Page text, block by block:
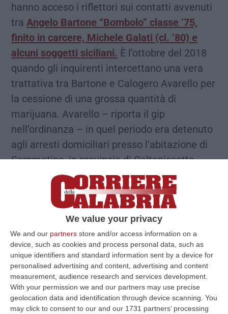
We value your privacy
We and our partners store and/or access information on a
device, such as cookies and process personal data, such as
unique identifiers and standard information sent by a device for
personalised advertising and content, advertising and content
measurement, audience research and services development.
With your permission we and our partners may use precise
geolocation data and identification through device scanning. You
may click to consent to our and our 1731 partners’ processing
hanno acceso i riflettori sui contatti avvenuti
tra Angelo Bartone “Bombolo” classe ’75,
finito in carcere, Michele Galati (cl. ’80) e
alcuni soggetti siciliani. È l’ottobre del 2018
quando gli inquirenti intercettano una vera
trattativa tra Bartone e Calogero Avarello per
la cessione di una grossa quantità di
marijuana. Avarello – riporta il gip
nell’ordinanza – in quel periodo era detenuto
agli arresti domiciliari presso l’abitazione di
Sommatino, in provincia di Caltanissetta,
«dopo aver scontato un periodo in carcere ad
Arghillà, perché ad ottobre del 2017 era stato
arrestato a Bova Marina, nel Reggino, in
quanto trovato in possesso di 5,1 kg di
marijuana».
I primi contatti nel 2018
Come ricostruito dagli inquirenti, dunque, è